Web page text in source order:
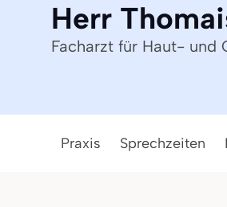
Herr
Facharzt für Haut- und
Praxis Sprechzeiten